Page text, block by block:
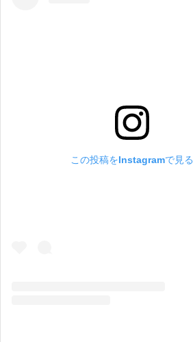
この投稿をInstagramで見る